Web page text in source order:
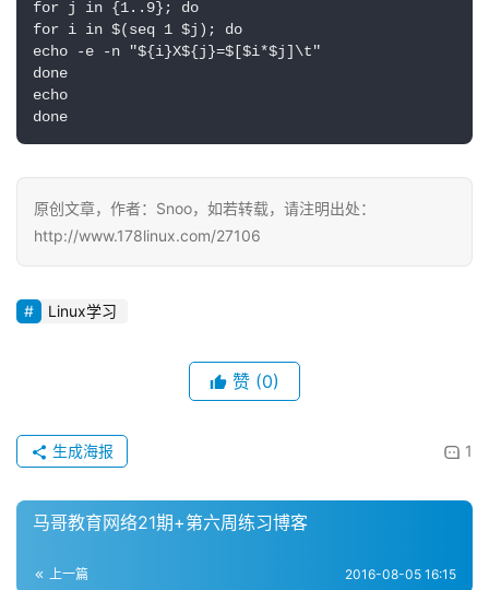
for j in {1..9}; do
for i in $(seq 1 $j); do
echo -e -n "${i}X${j}=$[$i*$j]\t"
done
echo
done
原创文章，作者：Snoo，如若转载，请注明出处：
http://www.178linux.com/27106
Linux学习
赞 (0)
1
生成海报
马哥教育网络21期+第六周练习博客
上一篇 2016-08-05 16:15